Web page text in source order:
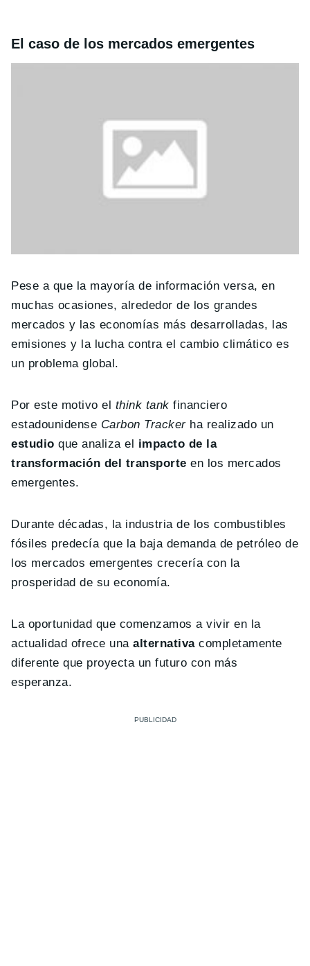
El caso de los mercados emergentes
Pese a que la mayoría de información versa, en
muchas ocasiones, alrededor de los grandes
mercados y las economías más desarrolladas, las
emisiones y la lucha contra el cambio climático es
un problema global.
Por este motivo el think tank financiero
estadounidense Carbon Trackerha realizado un
estudio que analiza el impacto de la
transformación del transporte en los mercados
emergentes.
Durante décadas, la industria de los combustibles
fósiles predecía que la baja demanda de petróleo de
los mercados emergentes crecería con la
prosperidad de su economía.
La oportunidad que comenzamos a vivir en la
actualidad ofrece unaalternativacompletamente
diferente que proyecta un futuro con más
esperanza.